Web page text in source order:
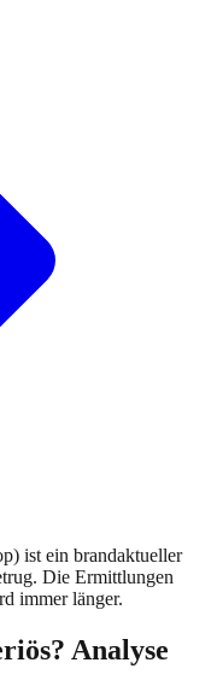
ist ein brandaktueller
Die Ermittlungen
immer länger.
Analyse